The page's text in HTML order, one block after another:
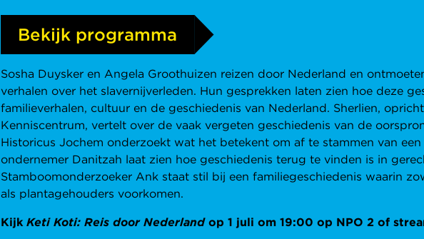
Bekijk programma
Sosha Duysker en Angela Groothuizen reizen door Nederland en
verhalen over het slavernijverleden. Hun gesprekken laten zien hoe deze
familieverhalen, cultuur en de geschiedenis van Nederland. Sherlien,
Kenniscentrum, vertelt over de vaak vergeten geschiedenis van de
Historicus Jochem onderzoekt wat het betekent om af te stammen van
ondernemer Danitzah laat zien hoe geschiedenis terug te vinden is in
Stamboomonderzoeker Ank staat stil bij een familiegeschiedenis waarin
als plantagehouders voorkomen.
KijkKeti Koti: Reis door Nederlandop 1 juli om 19:00 op NPO 2 of